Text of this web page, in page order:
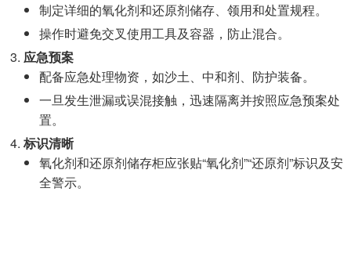
制定详细的氧化剂和还原剂储存、领用和处置规程。
操作时避免交叉使用工具及容器，防止混合。
应急预案
配备应急处理物资，如沙土、中和剂、防护装备。
一旦发生泄漏或误混接触，迅速隔离并按照应急预案处
置。
标识清晰
氧化剂和还原剂储存柜应张贴“氧化剂”“还原剂”标识及安
全警示。